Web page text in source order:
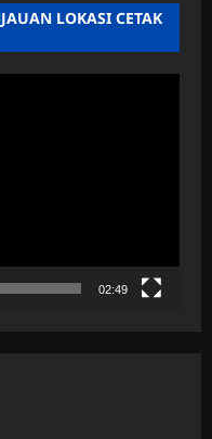
LOKASI CETAK
02:49